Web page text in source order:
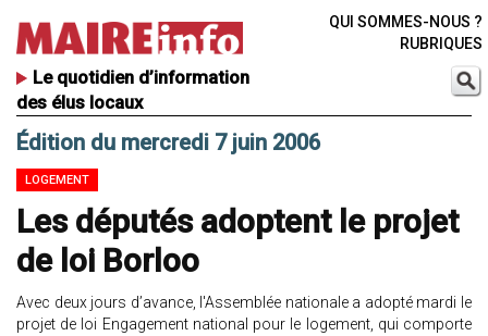
Le quotidien d’information
des élus locaux
QUI SOMMES-NOUS ?
RUBRIQUES
Édition du mercredi 7 juin 2006
LOGEMENT
Les députés adoptent le projet
de loi Borloo
Avec deux jours d’avance, l'Assemblée nationale a adopté mardi le
projet de loi Engagement national pour le logement, qui comporte